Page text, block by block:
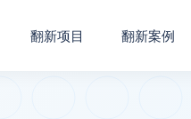
翻新项目 翻新案例